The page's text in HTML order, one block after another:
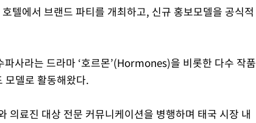
텔에서 브랜드 파티를 개최하고, 신규 홍보모델을 공식적
사라는 드라마 ‘호르몬’(Hormones)을 비롯한 다수 작품
모델로 활동해왔다.
의료진 대상 전문 커뮤니케이션을 병행하며 태국 시장 내